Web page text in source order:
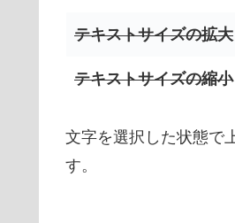
テキストサイズの拡大
テキストサイズの縮小
文字を選択した状態で
す。